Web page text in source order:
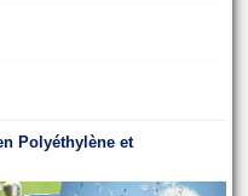
Polyéthylène et